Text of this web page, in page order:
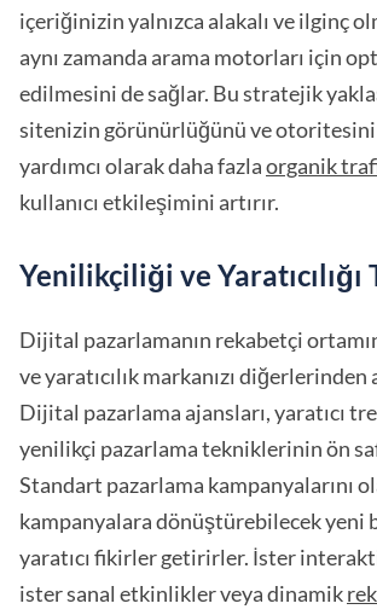
içeriğinizin yalnızca alakalı ve ilginç
aynı zamanda arama motorları için
edilmesini de sağlar. Bu stratejik
sitenizin görünürlüğünü ve otoritesini
yardımcı olarak daha fazlaorganik
kullanıcı etkileşimini artırır.
Yenilikçiliği ve Yaratıcılığı
Dijital pazarlamanın rekabetçi
ve yaratıcılık markanızı diğerlerinden
Dijital pazarlama ajansları, yaratıcı
yenilikçi pazarlama tekniklerinin ön
Standart pazarlama kampanyalarını
kampanyalara dönüştürebilecek yeni
yaratıcı fikirler getirirler. İster
ister sanal etkinlikler veya dinamik